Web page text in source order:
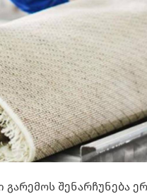
შენარჩუნება